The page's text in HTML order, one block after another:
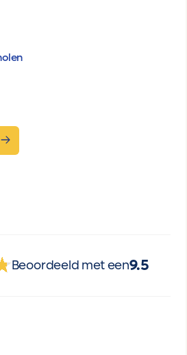
Beoordeeld met een9.5